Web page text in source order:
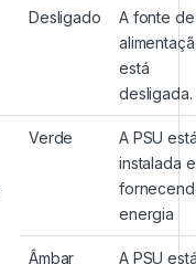
Desligado
A fonte de
está
desligada.
Verde
A PSU
instalada e
energia
Âmbar A PSU